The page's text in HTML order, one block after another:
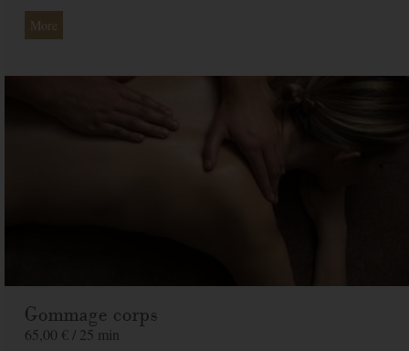
De la part de
Commandez votre bon cadeau maintenant et recevez-le par mail sous 1 à 3
More
Gommage corps
65,00 € / 25 min